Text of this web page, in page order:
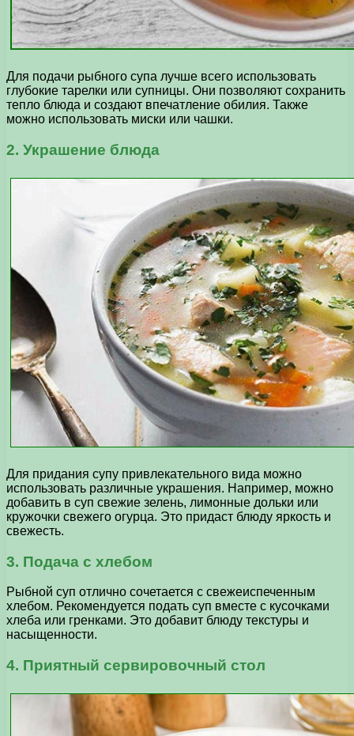
Для подачи рыбного супа лучше всего использовать
глубокие тарелки или супницы. Они позволяют сохранить
тепло блюда и создают впечатление обилия. Также
можно использовать миски или чашки.
2. Украшение блюда
Для придания супу привлекательного вида можно
использовать различные украшения. Например, можно
добавить в суп свежие зелень, лимонные дольки или
кружочки свежего огурца. Это придаст блюду яркость и
свежесть.
3. Подача с хлебом
Рыбной суп отлично сочетается с свежеиспеченным
хлебом. Рекомендуется подать суп вместе с кусочками
хлеба или гренками. Это добавит блюду текстуры и
насыщенности.
4. Приятный сервировочный стол